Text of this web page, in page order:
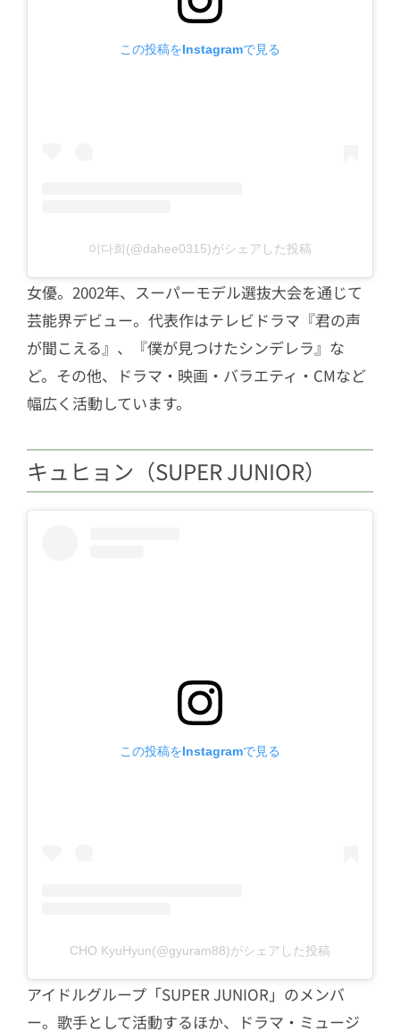
この投稿をInstagramで見る
이다희(@dahee0315)がシェアした投稿
女優。2002年、スーパーモデル選抜大会を通じて
芸能界デビュー。代表作はテレビドラマ『君の声
が聞こえる』、『僕が見つけたシンデレラ』な
ど。その他、ドラマ・映画・バラエティ・CMなど
幅広く活動しています。
キュヒョン（SUPER JUNIOR）
この投稿をInstagramで見る
CHO KyuHyun(@gyuram88)がシェアした投稿
アイドルグループ「SUPER JUNIOR」のメンバ
ー。歌手として活動するほか、ドラマ・ミュージ